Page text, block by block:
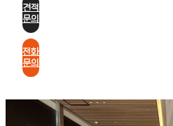
견적
문의
전화
문의